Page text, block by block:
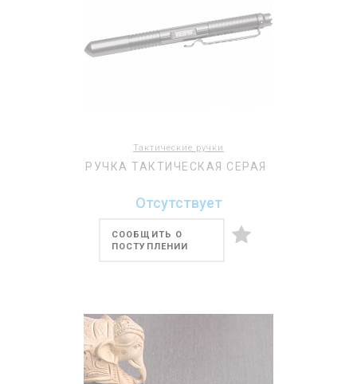
Тактические ручки
РУЧКА ТАКТИЧЕСКАЯ СЕРАЯ
Отсутствует
СООБЩИТЬ О
ПОСТУПЛЕНИИ